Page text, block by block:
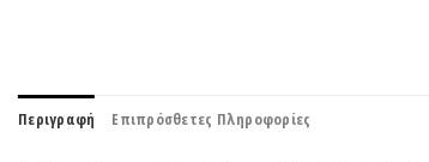
Περιγραφή Επιπρόσθετες Πληροφορίες